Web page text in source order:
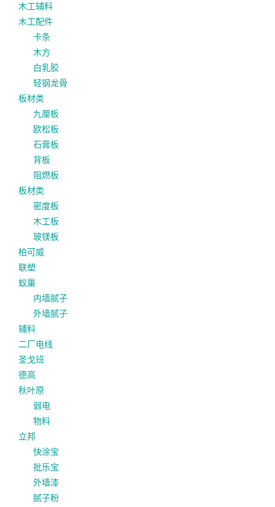
木工辅料
木工配件
卡条
木方
白乳胶
轻钢龙骨
板材类
九厘板
欧松板
石膏板
背板
阻燃板
板材类
密度板
木工板
玻镁板
柏可威
联塑
蚁巢
内墙腻子
外墙腻子
辅料
二厂电线
圣戈班
德高
秋叶原
弱电
物料
立邦
快涂宝
批乐宝
外墙漆
腻子粉